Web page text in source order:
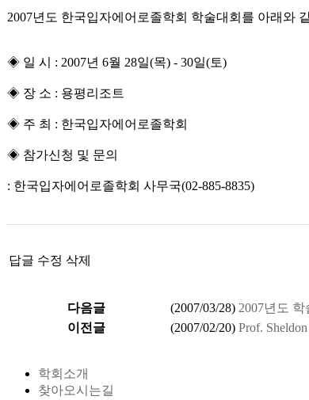
2007년도 한국입자에어로졸학회 학술대회를 아래와
◈ 일 시 : 2007년 6월 28일(목) - 30일(토)
◈ 장 소 : 용평리조트
◈ 주 최 : 한국입자에어로졸학회
◈ 참가신청 및 문의
: 한국입자에어로졸학회 사무국(02-885-8835)
답글 수정 삭제
다음글 (2007/03/28) 2007년도
이전글
(2007/02/20) Prof.
학회소개
찾아오시는길